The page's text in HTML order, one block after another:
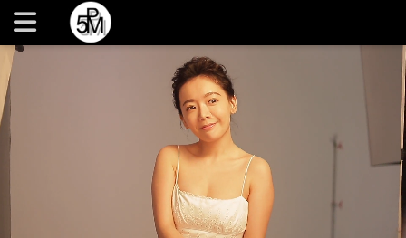
商業人像攝影 l 平面攝影棚 l 人像專業攝影 l 人物攝影 | 台北內湖